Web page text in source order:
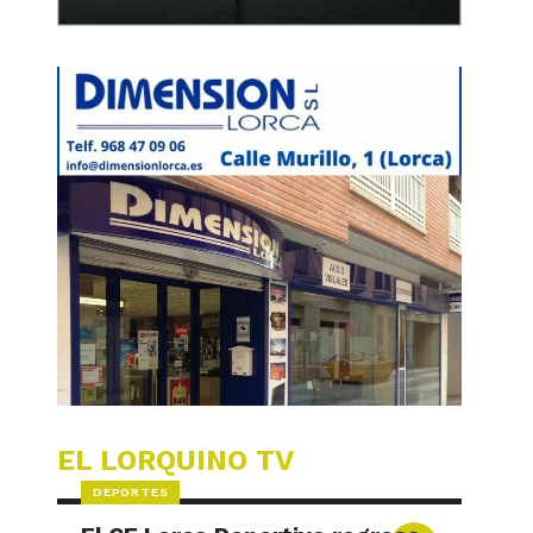
EL LORQUINO TV
DEPORTES